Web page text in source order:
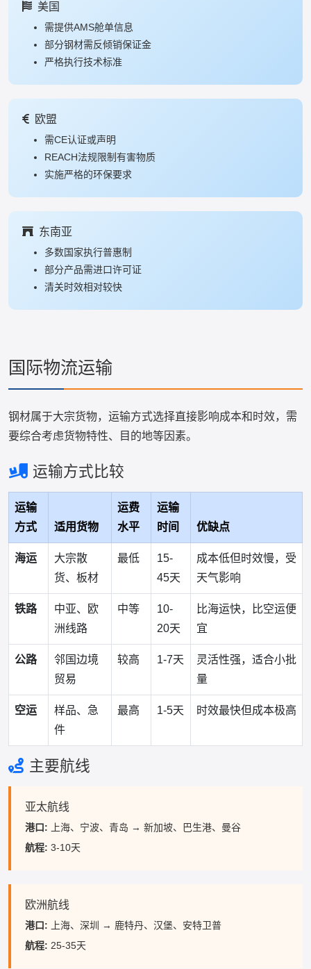
美国
需提供AMS舱单信息
部分钢材需反倾销保证金
严格执行技术标准
欧盟
需CE认证或声明
REACH法规限制有害物质
实施严格的环保要求
东南亚
多数国家执行普惠制
部分产品需进口许可证
清关时效相对较快
国际物流运输
钢材属于大宗货物，运输方式选择直接影响成本和时效，需
要综合考虑货物特性、目的地等因素。
运输方式比较
运输
方式
适用货物
运费
水平
运输
时间
优缺点
海运
大宗散
货、板材
最低
15-
45天
成本低但时效慢，受
天气影响
铁路
中亚、欧
洲线路
中等
10-
20天
比海运快，比空运便
宜
公路
邻国边境
贸易
较高 1-7天
灵活性强，适合小批
量
空运
样品、急
件
最高 1-5天 时效最快但成本极高
主要航线
亚太航线
港口: 上海、宁波、青岛 → 新加坡、巴生港、曼谷
航程: 3-10天
欧洲航线
港口: 上海、深圳 → 鹿特丹、汉堡、安特卫普
航程: 25-35天